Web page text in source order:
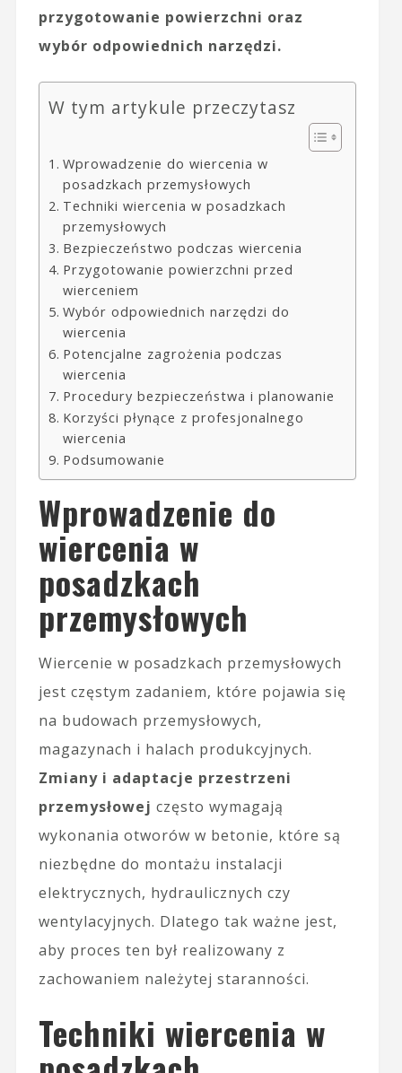
przygotowanie powierzchni oraz
wybór odpowiednich narzędzi.
W tym artykule przeczytasz
Wprowadzenie do wiercenia w
posadzkach przemysłowych
Techniki wiercenia w posadzkach
przemysłowych
Bezpieczeństwo podczas wiercenia
Przygotowanie powierzchni przed
wierceniem
Wybór odpowiednich narzędzi do
wiercenia
Potencjalne zagrożenia podczas
wiercenia
Procedury bezpieczeństwa i planowanie
Korzyści płynące z profesjonalnego
wiercenia
Podsumowanie
Wprowadzenie do
wiercenia w
posadzkach
przemysłowych
Wiercenie w posadzkach przemysłowych
jest częstym zadaniem, które pojawia się
na budowach przemysłowych,
magazynach i halach produkcyjnych.
Zmiany i adaptacje przestrzeni
przemysłowej często wymagają
wykonania otworów w betonie, które są
niezbędne do montażu instalacji
elektrycznych, hydraulicznych czy
wentylacyjnych. Dlatego tak ważne jest,
aby proces ten był realizowany z
zachowaniem należytej staranności.
Techniki wiercenia w